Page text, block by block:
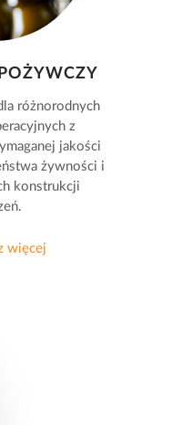
różnorodnych
z
jakości
żywności i
konstrukcji
więcej